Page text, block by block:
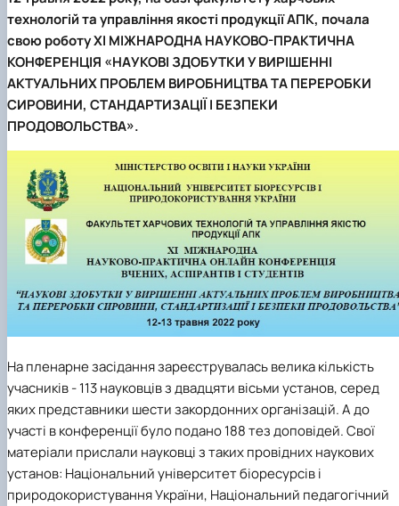
технологій та управління якості продукції АПК, почала
свою роботу ХI МІЖНАРОДНА НАУКОВО-ПРАКТИЧНА
КОНФЕРЕНЦІЯ «НАУКОВІ ЗДОБУТКИ У ВИРІШЕННІ
АКТУАЛЬНИХ ПРОБЛЕМ ВИРОБНИЦТВА ТА ПЕРЕРОБКИ
СИРОВИНИ, СТАНДАРТИЗАЦІЇ І БЕЗПЕКИ
ПРОДОВОЛЬСТВА».
На пленарне засідання зареєструвалась велика кількість
учасників - 113 науковців з двадцяти вісьми установ, серед
яких представники шести закордонних організацій. А до
участі в конференції було подано 188 тез доповідей. Свої
матеріали прислали науковці з таких провідних наукових
установ: Національний університет біоресурсів і
природокористування України, Національний педагогічний